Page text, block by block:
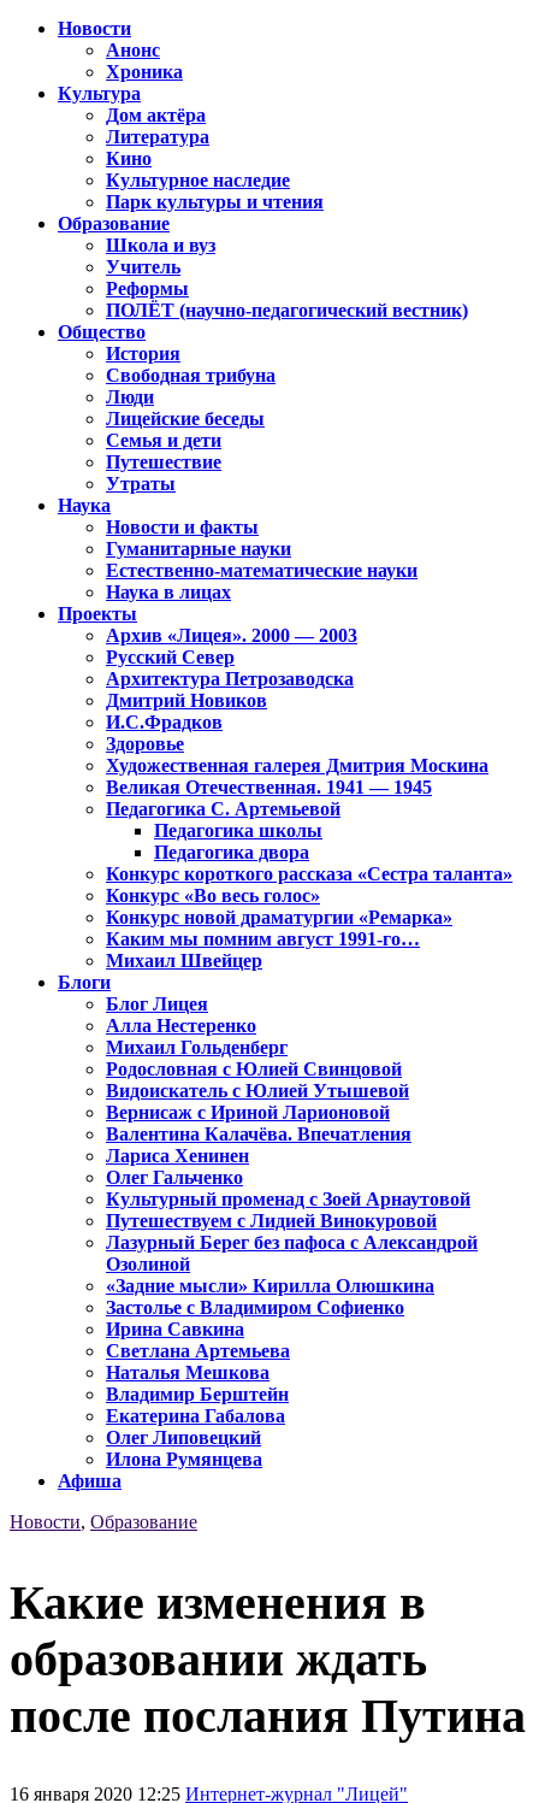
Новости
Анонс
Хроника
Культура
Дом актёра
Литература
Кино
Культурное наследие
Парк культуры и чтения
Образование
Школа и вуз
Учитель
Реформы
ПОЛЁТ (научно-педагогический вестник)
Общество
История
Свободная трибуна
Люди
Лицейские беседы
Семья и дети
Путешествие
Утраты
Наука
Новости и факты
Гуманитарные науки
Естественно-математические науки
Наука в лицах
Проекты
Архив «Лицея». 2000 — 2003
Русский Север
Архитектура Петрозаводска
Дмитрий Новиков
И.С.Фрадков
Здоровье
Художественная галерея Дмитрия Москина
Великая Отечественная. 1941 — 1945
Педагогика С. Артемьевой
Педагогика школы
Педагогика двора
Конкурс короткого рассказа «Сестра таланта»
Конкурс «Во весь голос»
Конкурс новой драматургии «Ремарка»
Каким мы помним август 1991-го…
Михаил Швейцер
Блоги
Блог Лицея
Алла Нестеренко
Михаил Гольденберг
Родословная с Юлией Свинцовой
Видоискатель с Юлией Утышевой
Вернисаж с Ириной Ларионовой
Валентина Калачёва. Впечатления
Лариса Хенинен
Олег Гальченко
Культурный променад с Зоей Арнаутовой
Путешествуем с Лидией Винокуровой
Лазурный Берег без пафоса с Александрой
Озолиной
«Задние мысли» Кирилла Олюшкина
Застолье с Владимиром Софиенко
Ирина Савкина
Светлана Артемьева
Наталья Мешкова
Владимир Берштейн
Екатерина Габалова
Олег Липовецкий
Илона Румянцева
Афиша
Новости, Образование
Какие изменения в
образовании ждать
после послания Путина
16 января 2020 12:25 Интернет-журнал "Лицей"